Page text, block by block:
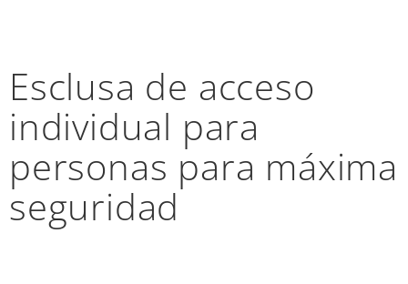
Esclusa de acceso
individual para
personas para máxima
seguridad